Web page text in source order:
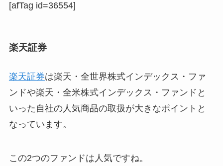
[afTag id=36554]
楽天証券
楽天証券は楽天・全世界株式インデックス・ファ
ンドや楽天・全米株式インデックス・ファンドと
いった自社の人気商品の取扱が大きなポイントと
なっています。
この2つのファンドは人気ですね。